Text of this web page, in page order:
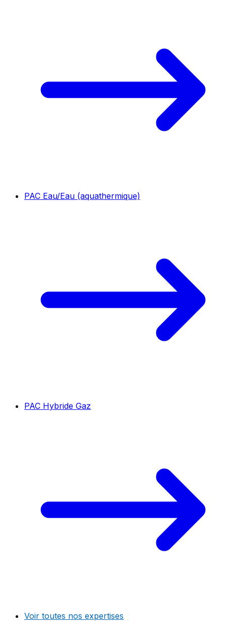
PAC Eau/Eau (aquathermique)
PAC Hybride Gaz
Voir toutes nos expertises